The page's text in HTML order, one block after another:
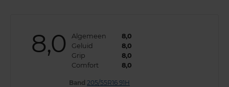
8,0 Algemeen
8,0
Geluid
8,0
Grip
8,0
Comfort
8,0
Band 205/55R16 91H